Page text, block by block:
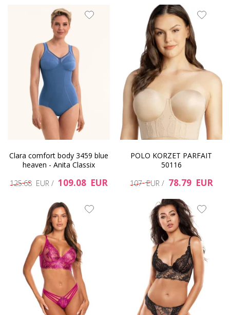
Clara comfort body 3459 blue
heaven - Anita Classix
125.68 EUR / 109.08 EUR
POLO KORZET PARFAIT
50116
107 EUR / 78.79 EUR